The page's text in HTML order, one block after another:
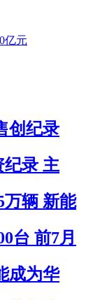
亿元
创纪录
纪录 主
万辆 新能
台 前7月
成为华